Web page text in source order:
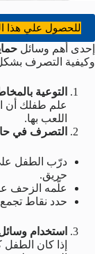
للحصول علي هذا المنتج
إحدى أهم وسائل
وكيفية التصرف
التوعية
علم طفلك أن
اللعب بها.
التصرف في
درّب الطفل
حريق.
علّمه الزحف
حدد نقاط
استخدام
إذا كان